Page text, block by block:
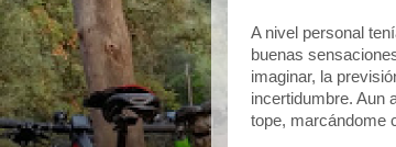
A nivel personal
buenas
imaginar, la
incertidumbre. Aun
tope, marcándome